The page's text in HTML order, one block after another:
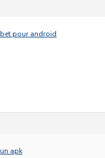
pour android
apk